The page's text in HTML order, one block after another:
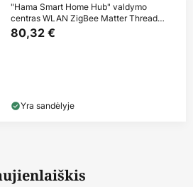
"Hama Smart Home Hub" valdymo
centras WLAN ZigBee Matter Thread
baltas
80,32 €
Yra sandėlyje